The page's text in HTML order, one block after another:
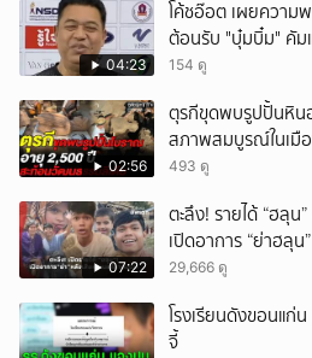
04:23
โค้ชอ๊อต เผยความ
ต้อนรับ "บุ๋มบิ๋ม" คัม
154 ดู
02:56
ตุรกีขุดพบรูปปั้นหิน
สภาพสมบูรณ์ในเมื
ลิเดีย
493 ดู
07:22
ตะลึง! รายได้ “ฮลุน
เปิดอาการ “ย่าฮลุ
บุตร!
29,666 ดู
โรงเรียนดังขอนแก่
จี้